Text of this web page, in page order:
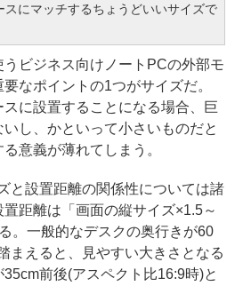
スにマッチするちょうどいいサイズで
ビジネス向けノートPCの外部モ
なポイントの1つがサイズだ。
に設置することになる場合、巨
し、かといって小さいものだと
意義が薄れてしまう。
と設置距離の関係性については諸
距離は「画面の縦サイズ×1.5～
。一般的なデスクの奥行きが60
まえると、見やすい大きさとなる
前後(アスペクト比16:9時)と